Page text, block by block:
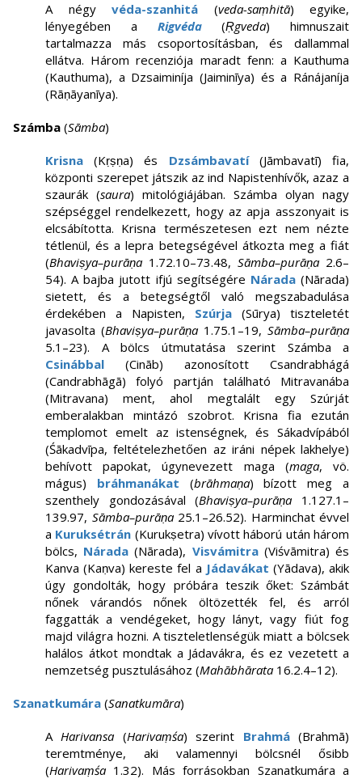
A négy véda-szanhitá (veda-saṃhitā) egyike,
lényegében a Rigvéda(Ṛgveda) himnuszait
tartalmazza más csoportosításban, és dallammal
ellátva. Három recenziója maradt fenn: a Kauthuma
(Kauthuma), a Dzsaiminíja (Jaiminīya) és a Ránájaníja
(Rāṇāyanīya).
Számba (Sāmba)
Krisna (Kṛṣṇa) és Dzsámbavatí(Jāmbavatī) fia,
központi szerepet játszik az ind Napistenhívők, azaz a
szaurák (saura) mitológiájában. Számba olyan nagy
szépséggel rendelkezett, hogy az apja asszonyait is
elcsábította. Krisna természetesen ezt nem nézte
tétlenül, és a lepra betegségével átkozta meg a fiát
(Bhaviṣya–purāṇa 1.72.10–73.48, Sāmba–purāṇa 2.6–
54). A bajba jutott ifjú segítségére Nárada(Nārada)
sietett, és a betegségtől való megszabadulása
érdekében a Napisten, Szúrja (Sūrya) tiszteletét
javasolta (Bhaviṣya–purāṇa 1.75.1–19, Sāmba–purāṇa
5.1–23). A bölcs útmutatása szerint Számba a
Csinábbal (Cināb) azonosított Csandrabhágá
(Candrabhāgā) folyó partján található Mitravanába
(Mitravana) ment, ahol megtalált egy Szúrját
emberalakban mintázó szobrot. Krisna fia ezután
templomot emelt az istenségnek, és Sákadvípából
(Śākadvīpa, feltételezhetően az iráni népek lakhelye)
behívott papokat, úgynevezett maga (maga, vö.
mágus) bráhmanákat (brāhmaṇa) bízott meg a
szenthely gondozásával (Bhaviṣya–purāṇa 1.127.1–
139.97, Sāmba–purāṇa25.1–26.52). Harminchat évvel
a Kuruksétrán (Kurukṣetra) vívott háború után három
bölcs, Nárada (Nārada), Visvámitra(Viśvāmitra) és
Kanva (Kaṇva) kereste fel a Jádavákat (Yādava), akik
úgy gondolták, hogy próbára teszik őket: Számbát
nőnek várandós nőnek öltözették fel, és arról
faggatták a vendégeket, hogy lányt, vagy fiút fog
majd világra hozni. A tiszteletlenségük miatt a bölcsek
halálos átkot mondtak a Jádavákra, és ez vezetett a
nemzetség pusztulásához (Mahābhārata 16.2.4–12).
Szanatkumára (Sanatkumāra)
AHarivansa (Harivaṃśa) szerint Brahmá(Brahmā)
teremtménye, aki valamennyi bölcsnél ősibb
(Harivaṃśa 1.32). Más forrásokban Szanatkumára a